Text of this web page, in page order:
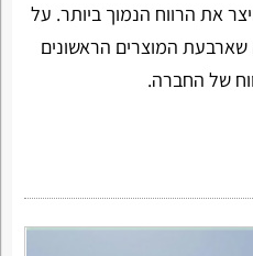
את הרווח הנמוך ביותר. על
שארבעת המוצרים הראשונים